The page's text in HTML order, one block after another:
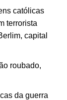
católicas
terrorista
capital
roubado,
da guerra